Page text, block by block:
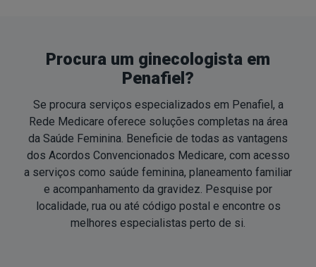
Procura um ginecologista em
Penafiel?
Se procura serviços especializados em Penafiel, a
Rede Medicare oferece soluções completas na área
da Saúde Feminina. Beneficie de todas as vantagens
dos Acordos Convencionados Medicare, com acesso
a serviços como saúde feminina, planeamento familiar
e acompanhamento da gravidez. Pesquise por
localidade, rua ou até código postal e encontre os
melhores especialistas perto de si.